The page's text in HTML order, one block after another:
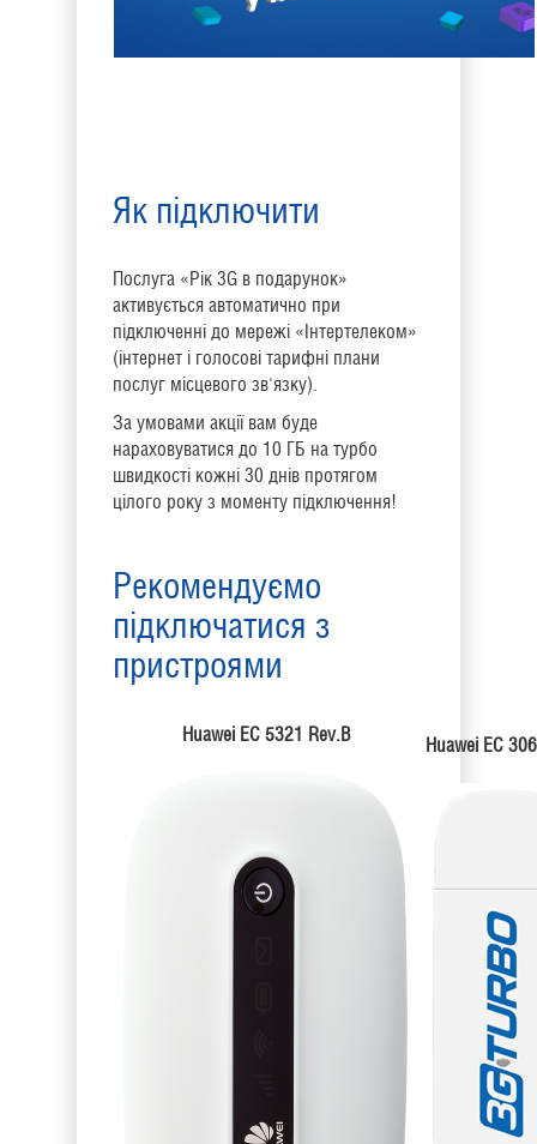
Як підключити
Послуга «Рік 3G в подарунок»
активується автоматично при
підключенні до мережі «Інтертелеком»
(інтернет і голосові тарифні плани
послуг місцевого зв'язку).
За умовами акції вам буде
нараховуватися до 10 ГБ на турбо
швидкості кожні 30 днів протягом
цілого року з моменту підключення!
Рекомендуємо
підключатися з
пристроями
Huawei EC 5321 Rev.B Huawei EC